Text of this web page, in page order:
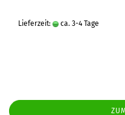
Lieferzeit: ca. 3-4 Tage